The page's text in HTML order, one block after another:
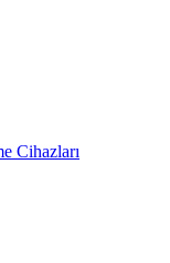
Cihazları